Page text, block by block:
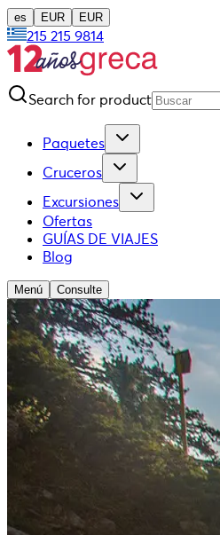
es EUR EUR
215 215 9814
Search for product
Paquetes
Cruceros
Excursiones
Ofertas
GUÍAS DE VIAJES
Blog
Menú Consulte